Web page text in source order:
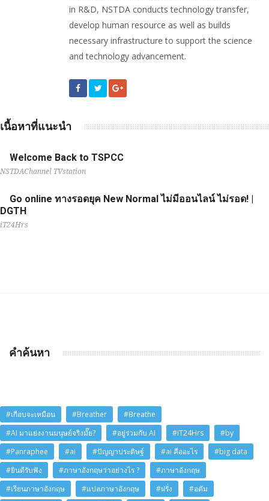
in R&D, NSTDA conducts technology transfer,
develop human resource as well as builds
necessary infrastructure to support the science
and technology advancement.
เนื้อหาที่แนะนำ
Welcome Back to TSPCC
NSTDAChannel TVstation
Go online ทางรอดยุค New Normal ไม่มีออนไลน์ ไม่รอด! |
DGTH
iT24Hrs
คำค้นหา
#เกือบจะเหมือน #Breather
#Breathe
#AI มาแย่งงานมนุษย์จริงมั๊ย?
#อยู่ร่วมกับ AI #iT24Hrs
#by
#Panraphee
#ai #ปัญญาประดิษฐ์ #ai คืออะไร
#big data
#ยินดีรับฟัง
#ภาษาอังกฤษว่าอย่างไร ?
#ภาษาอังกฤษ
#เรียนภาษาอังกฤษ
#แปลภาษาอังกฤษ #ฝรั่ง
#อดัม